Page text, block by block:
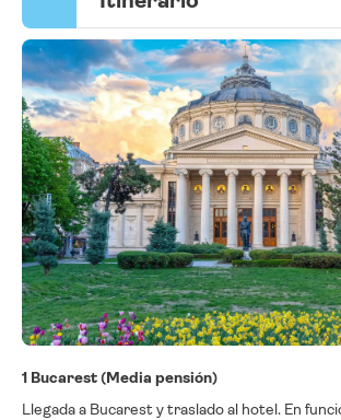
1 Bucarest (Media pensión)
Llegada a Bucarest y traslado al hotel. En